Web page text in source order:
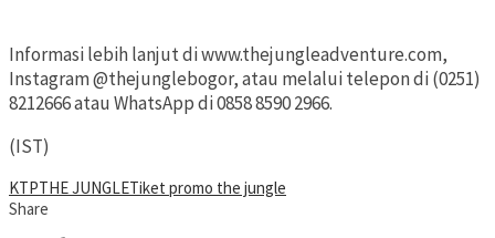
Informasi lebih lanjut di www.thejungleadventure.com,
Instagram @thejunglebogor, atau melalui telepon di (0251)
8212666 atau WhatsApp di 0858 8590 2966.
(IST)
KTPTHE JUNGLETiket promo the jungle
Share